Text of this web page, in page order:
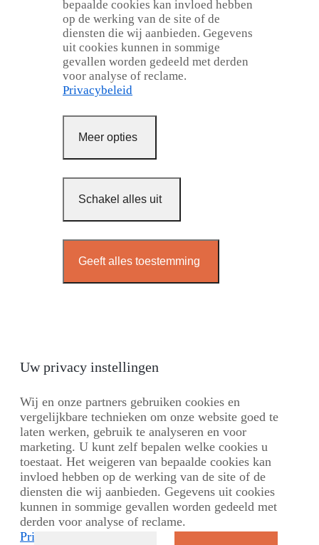
bepaalde cookies kan invloed hebben
op de werking van de site of de
diensten die wij aanbieden. Gegevens
uit cookies kunnen in sommige
gevallen worden gedeeld met derden
voor analyse of reclame.
Privacybeleid
Meer opties
Schakel alles uit
Geeft alles toestemming
Uw privacy instellingen
Wij en onze partners gebruiken cookies en
vergelijkbare technieken om onze website goed te
laten werken, gebruik te analyseren en voor
marketing. U kunt zelf bepalen welke cookies u
toestaat. Het weigeren van bepaalde cookies kan
invloed hebben op de werking van de site of de
diensten die wij aanbieden. Gegevens uit cookies
kunnen in sommige gevallen worden gedeeld met
derden voor analyse of reclame.
Privacybeleid